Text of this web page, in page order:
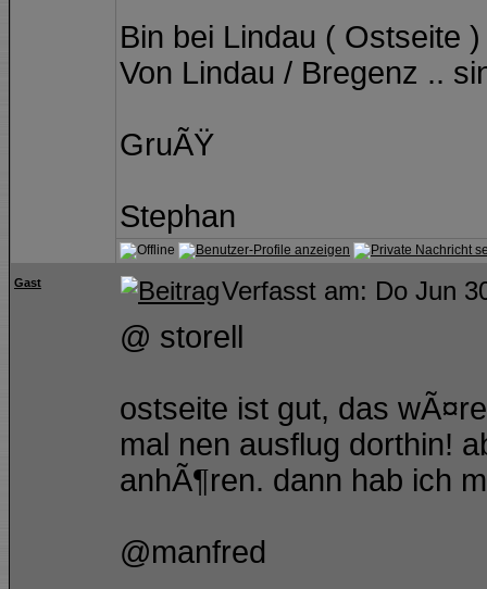
Bin bei Lindau ( Ostseite )
Von Lindau / Bregenz ..
GruÃŸ
Stephan
Gast Verfasst am: Do Jun
@ storell
ostseite ist gut, das
mal nen ausflug dorthin!
anhÃ¶ren. dann hab ich
@manfred